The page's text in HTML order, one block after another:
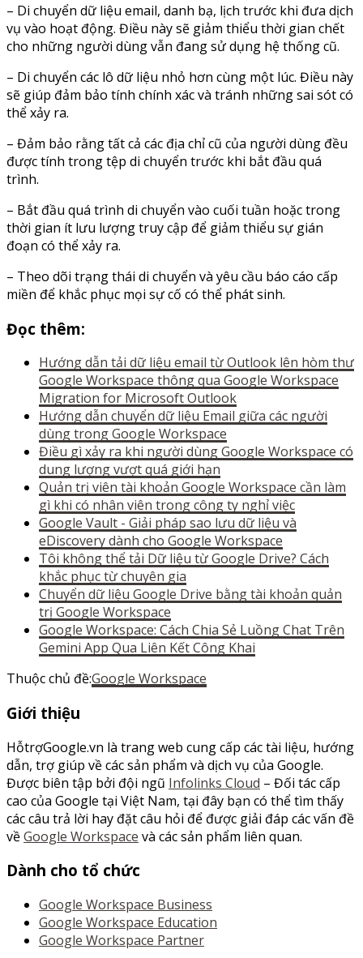
– Di chuyển dữ liệu email, danh bạ, lịch trước khi đưa dịch
vụ vào hoạt động. Điều này sẽ giảm thiểu thời gian chết
cho những người dùng vẫn đang sử dụng hệ thống cũ.
– Di chuyển các lô dữ liệu nhỏ hơn cùng một lúc. Điều này
sẽ giúp đảm bảo tính chính xác và tránh những sai sót có
thể xảy ra.
– Đảm bảo rằng tất cả các địa chỉ cũ của người dùng đều
được tính trong tệp di chuyển trước khi bắt đầu quá
trình.
– Bắt đầu quá trình di chuyển vào cuối tuần hoặc trong
thời gian ít lưu lượng truy cập để giảm thiểu sự gián
đoạn có thể xảy ra.
– Theo dõi trạng thái di chuyển và yêu cầu báo cáo cấp
miền để khắc phục mọi sự cố có thể phát sinh.
Đọc thêm:
Hướng dẫn tải dữ liệu email từ Outlook lên hòm thư
Google Workspace thông qua Google Workspace
Migration for Microsoft Outlook
Hướng dẫn chuyển dữ liệu Email giữa các người
dùng trong Google Workspace
Điều gì xảy ra khi người dùng Google Workspace có
dung lượng vượt quá giới hạn
Quản trị viên tài khoản Google Workspace cần làm
gì khi có nhân viên trong công ty nghỉ việc
Google Vault - Giải pháp sao lưu dữ liệu và
eDiscovery dành cho Google Workspace
Tôi không thể tải Dữ liệu từ Google Drive? Cách
khắc phục từ chuyên gia
Chuyển dữ liệu Google Drive bằng tài khoản quản
trị Google Workspace
Google Workspace: Cách Chia Sẻ Luồng Chat Trên
Gemini App Qua Liên Kết Công Khai
Thuộc chủ đề:Google Workspace
Footer
Giới thiệu
HỗtrợGoogle.vn là trang web cung cấp các tài liệu, hướng
dẫn, trợ giúp về các sản phẩm và dịch vụ của Google.
Được biên tập bởi đội ngũ Infolinks Cloud – Đối tác cấp
cao của Google tại Việt Nam, tại đây bạn có thể tìm thấy
các câu trả lời hay đặt câu hỏi để được giải đáp các vấn đề
vềGoogle Workspace và các sản phẩm liên quan.
Dành cho tổ chức
Google Workspace Business
Google Workspace Education
Google Workspace Partner